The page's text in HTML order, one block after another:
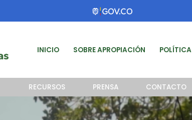
INICIO SOBRE APROPIACIÓN POLÍTICA
RECURSOS PRENSA CONTACTO